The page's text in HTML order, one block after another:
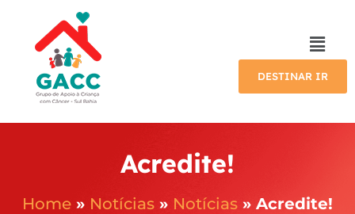
DESTINAR IR
Acredite!
Home » Notícias » Notícias » Acredite!